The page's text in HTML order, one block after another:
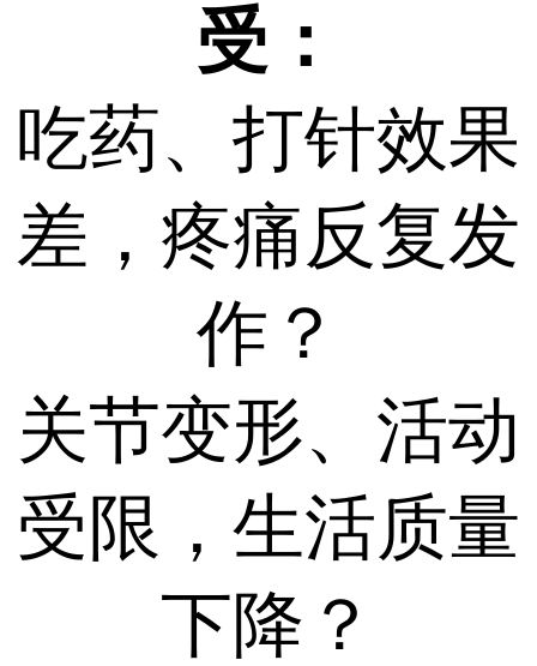
受：
吃药、打针效果
差，疼痛反复发
作？
关节变形、活动
受限，生活质量
下降？